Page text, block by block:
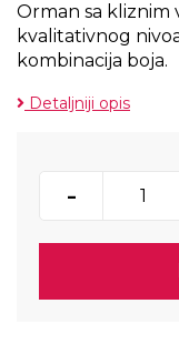
Orman sa kliznim
kvalitativnog
kombinacija boja.
Detaljniji opis
-